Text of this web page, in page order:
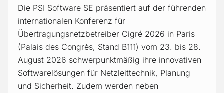
Die PSI Software SE präsentiert auf der führenden
internationalen Konferenz für
Übertragungsnetzbetreiber Cigré 2026 in Paris
(Palais des Congrès, Stand B111) vom 23. bis 28.
August 2026 schwerpunktmäßig ihre innovativen
Softwarelösungen für Netzleittechnik, Planung
und Sicherheit. Zudem werden neben